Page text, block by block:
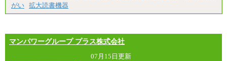
がい 拡大読書機器
マンパワーグループ プラス株式会社
07月15日更新